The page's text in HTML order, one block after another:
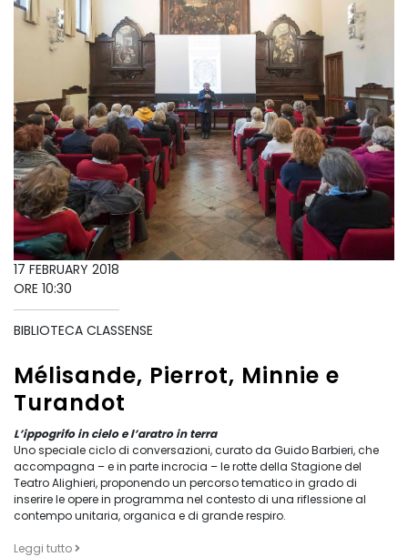
17 FEBRUARY 2018
ORE 10:30
BIBLIOTECA CLASSENSE
Mélisande, Pierrot, Minnie e
Turandot
L’ippogrifo in cielo e l’aratro in terra
Uno speciale ciclo di conversazioni, curato da Guido Barbieri, che
accompagna – e in parte incrocia – le rotte della Stagione del
Teatro Alighieri, proponendo un percorso tematico in grado di
inserire le opere in programma nel contesto di una riflessione al
contempo unitaria, organica e di grande respiro.
Leggi tutto